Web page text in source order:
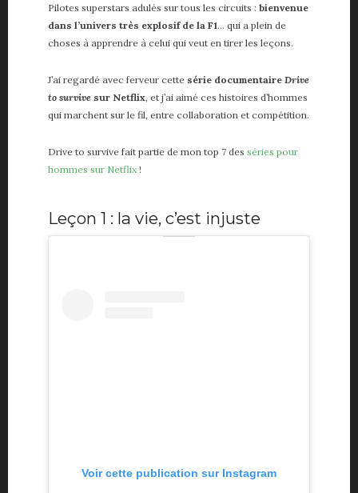
Pilotes superstars adulés sur tous les circuits : bienvenue
dans l’univers très explosif de la F1… qui a plein de
choses à apprendre à celui qui veut en tirer les leçons.
J’ai regardé avec ferveur cette série documentaire Drive
to survive sur Netflix , et j’ai aimé ces histoires d’hommes
qui marchent sur le fil, entre collaboration et compétition.
Drive to survive fait partie de mon top 7 des séries pour
hommes sur Netflix !
Leçon 1 : la vie, c’est injuste
Voir cette publication sur Instagram
A propos
About me
Partenaires